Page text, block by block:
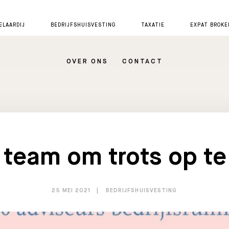
BEDRIJFSHUISVESTING TAXATIE EXPAT
OVER ONS CONTACT
team om trots op
25 MEI 2021 BEDRIJFSHUISVESTING